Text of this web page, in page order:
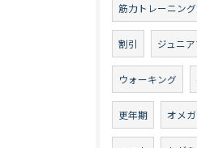
筋力トレーニン
割引 ジュニ
ウォーキング
更年期 オメガ